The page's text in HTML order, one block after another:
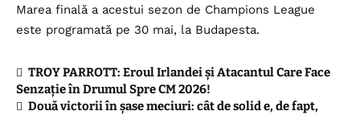
Marea finală a acestui sezon de Champions League
este programată pe 30 mai, la Budapesta.
TROY PARROTT: Eroul Irlandei și Atacantul Care Face
Senzație în Drumul Spre CM 2026!
Două victorii în șase meciuri: cât de solid e, de fapt,